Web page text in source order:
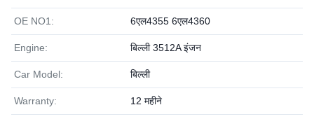
OE NO1: 6एल4355 6एल4360
Engine: बिल्ली 3512A इंजन
Car Model: बिल्ली
Warranty: 12 महीने